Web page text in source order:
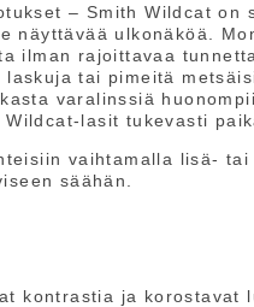
– Smith Wildcat
näyttävää ulkonäköä.
ilman rajoittavaa
tai pimeitä
varalinssiä
lasit tukevasti
vaihtamalla lisä- tai
säähän.
kontrastia ja korostavat